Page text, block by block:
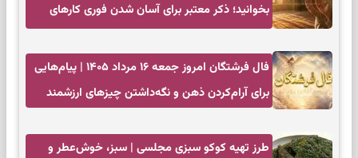
بخوانید؛ ذکر معتبر برای آسان شدن فوری کارهای
فال فرشتگان امروز جمعه ۱۶ مرداد ۱۴۰۵ | پیام‌هایی
برای آرام‌کردن ذهن و نگه‌داشتن چیزهای ارزشمند
طرز تهیه کوکو سبزی مجلسی | سبز، خوش‌عطر و